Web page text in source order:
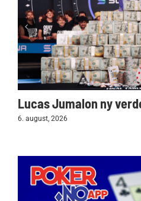
Lucas Jumalon ny
6. august, 2026